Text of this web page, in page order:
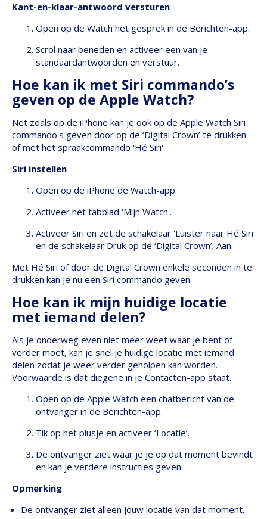
Kant-en-klaar-antwoord versturen
Open op de Watch het gesprek in de Berichten-app.
Scrol naar beneden en activeer een van je
standaardantwoorden en verstuur.
Hoe kan ik met Siri commando’s
geven op de Apple Watch?
Net zoals op de iPhone kan je ook op de Apple Watch Siri
commando's geven door op de ‘Digital Crown’ te drukken
of met het spraakcommando 'Hé Siri'.
Siri instellen
Open op de iPhone de Watch-app.
Activeer het tabblad 'Mijn Watch'.
Activeer Siri en zet de schakelaar 'Luister naar Hé Siri'
en de schakelaar Druk op de ‘Digital Crown’; Aan.
Met Hé Siri of door de Digital Crown enkele seconden in te
drukken kan je nu een Siri commando geven.
Hoe kan ik mijn huidige locatie
met iemand delen?
Als je onderweg even niet meer weet waar je bent of
verder moet, kan je snel je huidige locatie met iemand
delen zodat je weer verder geholpen kan worden.
Voorwaarde is dat diegene in je Contacten-app staat.
Open op de Apple Watch een chatbericht van de
ontvanger in de Berichten-app.
Tik op het plusje en activeer ‘Locatie’.
De ontvanger ziet waar je je op dat moment bevindt
en kan je verdere instructies geven.
Opmerking
De ontvanger ziet alleen jouw locatie van dat moment.